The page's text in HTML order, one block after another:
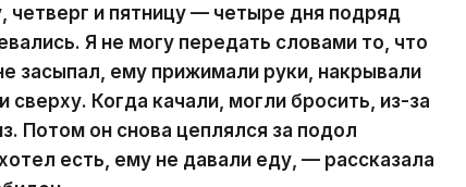
четверг и пятницу — четыре дня подряд
Я не могу передать словами то, что
засыпал, ему прижимали руки, накрывали
Когда качали, могли бросить, из-за
Потом он снова цеплялся за подол
есть, ему не давали еду, — рассказала